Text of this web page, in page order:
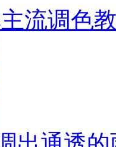
主流调色